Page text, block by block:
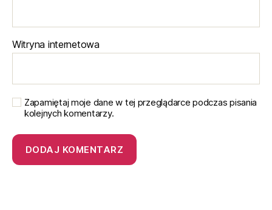
Witryna internetowa
Zapamiętaj moje dane w tej przeglądarce podczas pisania
kolejnych komentarzy.